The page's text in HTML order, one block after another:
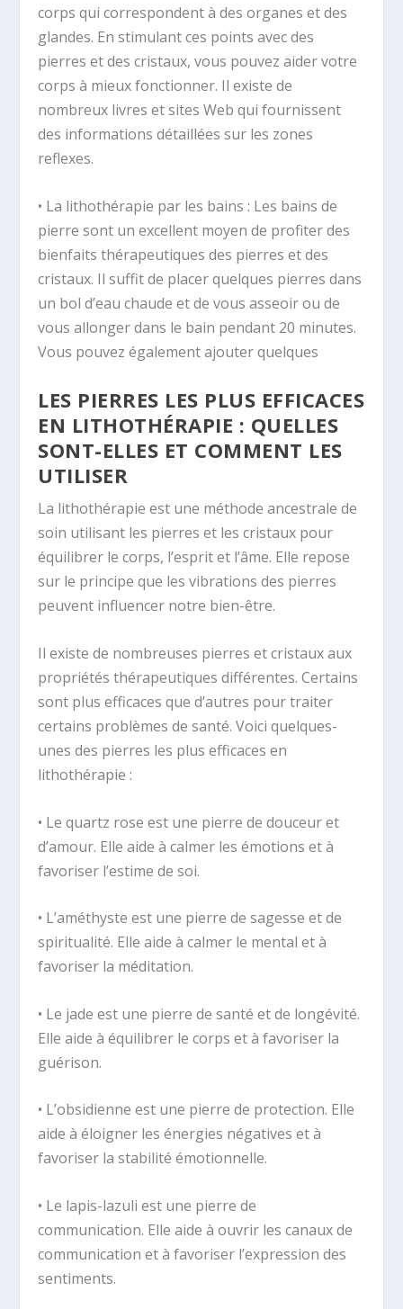
corps qui correspondent à des organes et des
glandes. En stimulant ces points avec des
pierres et des cristaux, vous pouvez aider votre
corps à mieux fonctionner. Il existe de
nombreux livres et sites Web qui fournissent
des informations détaillées sur les zones
reflexes.
• La lithothérapie par les bains : Les bains de
pierre sont un excellent moyen de profiter des
bienfaits thérapeutiques des pierres et des
cristaux. Il suffit de placer quelques pierres dans
un bol d’eau chaude et de vous asseoir ou de
vous allonger dans le bain pendant 20 minutes.
Vous pouvez également ajouter quelques
LES PIERRES LES PLUS EFFICACES
EN LITHOTHÉRAPIE : QUELLES
SONT-ELLES ET COMMENT LES
UTILISER
La lithothérapie est une méthode ancestrale de
soin utilisant les pierres et les cristaux pour
équilibrer le corps, l’esprit et l’âme. Elle repose
sur le principe que les vibrations des pierres
peuvent influencer notre bien-être.
Il existe de nombreuses pierres et cristaux aux
propriétés thérapeutiques différentes. Certains
sont plus efficaces que d’autres pour traiter
certains problèmes de santé. Voici quelques-
unes des pierres les plus efficaces en
lithothérapie :
• Le quartz rose est une pierre de douceur et
d’amour. Elle aide à calmer les émotions et à
favoriser l’estime de soi.
• L’améthyste est une pierre de sagesse et de
spiritualité. Elle aide à calmer le mental et à
favoriser la méditation.
• Le jade est une pierre de santé et de longévité.
Elle aide à équilibrer le corps et à favoriser la
guérison.
• L’obsidienne est une pierre de protection. Elle
aide à éloigner les énergies négatives et à
favoriser la stabilité émotionnelle.
• Le lapis-lazuli est une pierre de
communication. Elle aide à ouvrir les canaux de
communication et à favoriser l’expression des
sentiments.